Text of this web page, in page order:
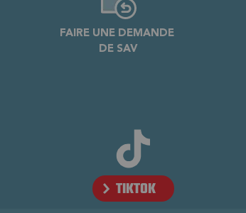
FAIRE UNE DEMANDE
DE SAV
TIKTOK